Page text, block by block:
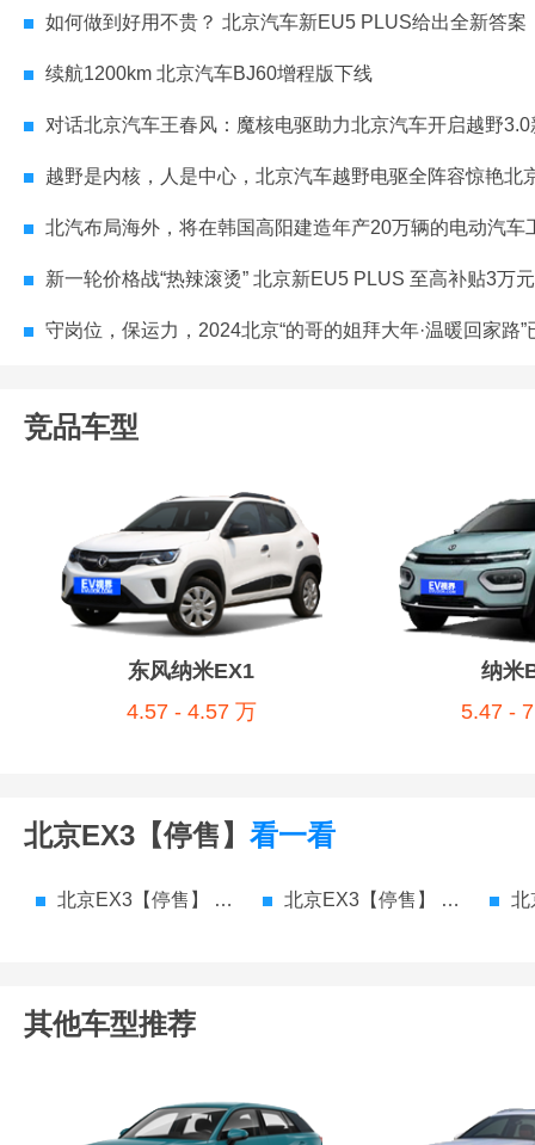
如何做到好用不贵？ 北京汽车新EU5 PLUS给出全新答案
续航1200km 北京汽车BJ60增程版下线
对话北京汽车王春风：魔核电驱助力北京汽车开启越野3.0新能
越野是内核，人是中心，北京汽车越野电驱全阵容惊艳北
北汽布局海外，将在韩国高阳建造年产20万辆的电动汽车
新一轮价格战“热辣滚烫” 北京新EU5 PLUS 至高补贴3万
守岗位，保运力，2024北京“的哥的姐拜大年·温暖回家路”已启
竞品车型
东风纳米EX1
4.57 - 4.57 万
纳米
5.47 -
北京EX3【停售】 看一看
北京EX3【停售】 参数配置 北京EX3【停售】 价格 北
其他车型推荐